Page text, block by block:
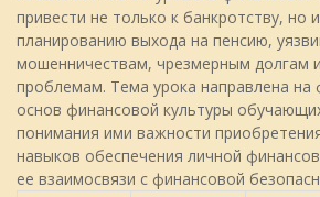
привести не только к банкротству, но
планированию выхода на пенсию,
мошенничествам, чрезмерным долгам
проблемам. Тема урока направлена на
основ финансовой культуры
понимания ими важности
навыков обеспечения личной
ее взаимосвязи с финансовой